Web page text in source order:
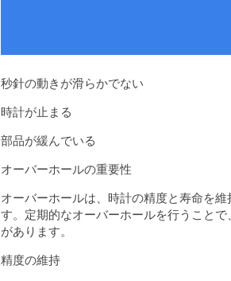
秒針の動きが滑らかでない
時計が止まる
部品が緩んでいる
オーバーホールの重要性
オーバーホールは、時計の精度と寿命を
す。定期的なオーバーホールを行うこと
があります。
精度の維持